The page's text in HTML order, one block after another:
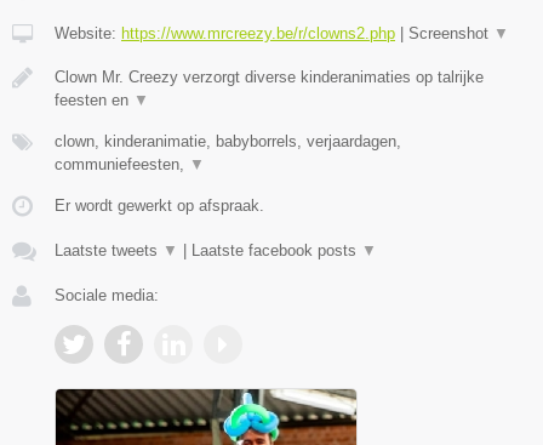
Website: https://www.mrcreezy.be/r/clowns2.php Screenshot ▼
Clown Mr. Creezy verzorgt diverse kinderanimaties op talrijke
feesten en ▼
clown, kinderanimatie, babyborrels, verjaardagen,
communiefeesten, ▼
Er wordt gewerkt op afspraak.
Laatste tweets ▼ Laatste facebook posts ▼
Sociale media: